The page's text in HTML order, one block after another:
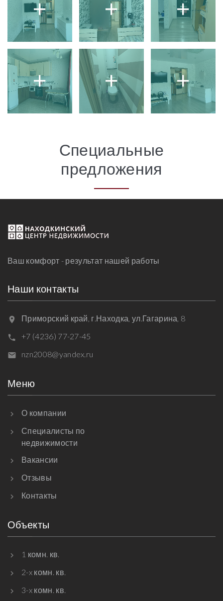
Специальные
предложения
Ваш комфорт - результат нашей работы
Наши контакты
Приморский край, г.Находка, ул.Гагарина, 8
+7 (4236) 77-27-45
nzn2008@yandex.ru
Меню
О компании
Специалисты по
недвижимости
Вакансии
Отзывы
Контакты
Объекты
1 комн. кв.
2-x комн. кв.
3-x комн. кв.